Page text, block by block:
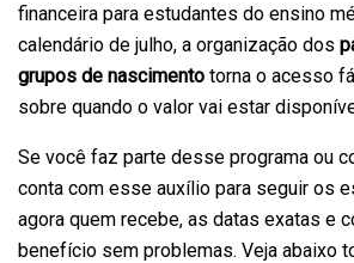
financeira para estudantes do ensino
calendário de julho, a organização dos
grupos de nascimento torna o acesso
sobre quando o valor vai estar
Se você faz parte desse programa ou
conta com esse auxílio para seguir os
agora quem recebe, as datas exatas e
benefício sem problemas. Veja abaixo